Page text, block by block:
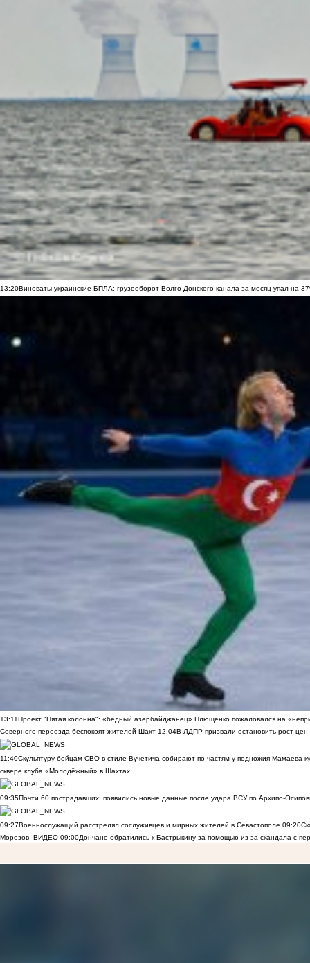
13:20Виноваты украинские БПЛА: грузооборот Волго-Донского канала за месяц упал на
13:11Проект "Пятая колонна": «бедный азербайджанец» Плющенко пожаловался на
Северного переезда беспокоят жителей Шахт 12:04В ЛДПР призвали остановить рост цен
11:40Скульптуру бойцам СВО в стиле Вучетича собирают по частям у подножия Мамаева
сквере клуба «Молодёжный» в Шахтах
09:35Почти 60 пострадавших: появились новые данные после удара ВСУ по Архипо-
09:27Военнослужащий расстрелял сослуживцев и мирных жителей в Севастополе 09:20
Морозов ВИДЕО 09:00Дончане обратились к Бастрыкину за помощью из-за скандала с